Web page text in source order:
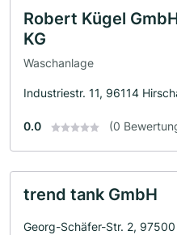
Robert Kügel
KG
Waschanlage
Industriestr. 11, 96114
0.0 (0
trend tank GmbH
Georg-Schäfer-Str. 2,